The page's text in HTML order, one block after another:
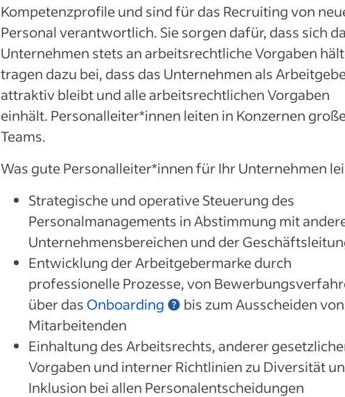
Kompetenzprofile und sind für das Recruiting von
Personal verantwortlich. Sie sorgen dafür, dass sich
Unternehmen stets an arbeitsrechtliche Vorgaben
tragen dazu bei, dass das Unternehmen als
attraktiv bleibt und alle arbeitsrechtlichen Vorgaben
einhält. Personalleiter*innen leiten in Konzernen
Teams.
Was gute Personalleiter*innen für Ihr Unternehmen
Strategische und operative Steuerung des
Personalmanagements in Abstimmung mit
Unternehmensbereichen und der
Entwicklung der Arbeitgebermarke durch
professionelle Prozesse, von
über das Onboarding
bis zum Ausscheiden von
Mitarbeitenden
Einhaltung des Arbeitsrechts, anderer
Vorgaben und interner Richtlinien zu Diversität
Inklusion bei allen Personalentscheidungen